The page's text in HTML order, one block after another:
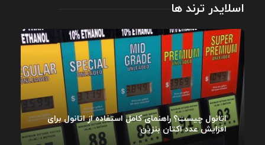
اسلایدر ترند ها
اتانول چیست؟ راهنمای کامل استفاده از اتانول برای
افزایش عدد اکتان بنزین